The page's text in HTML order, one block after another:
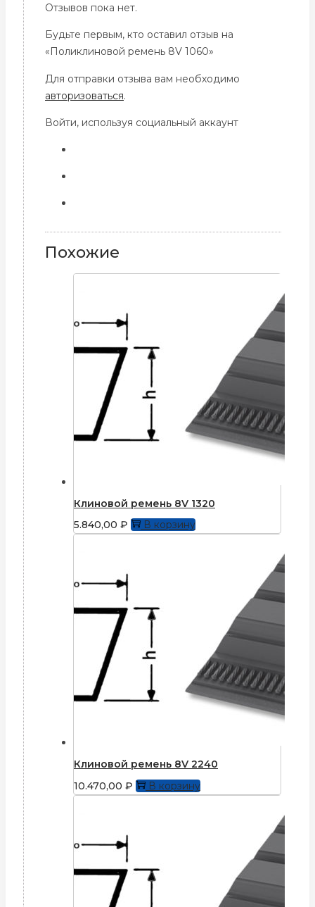
Отзывов пока нет.
Будьте первым, кто оставил отзыв на
«Поликлиновой ремень 8V 1060»
Для отправки отзыва вам необходимо
авторизоваться.
Войти, используя социальный аккаунт
Похожие
Клиновой ремень 8V 1320
5.840,00 ₽ В корзину
Клиновой ремень 8V 2240
10.470,00 ₽ В корзину